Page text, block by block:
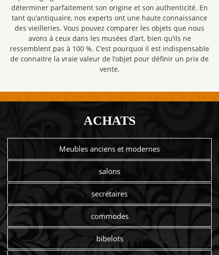
déterminer parfaitement son origine et son authenticité. En
tant qu’antiquaire, nos experts ont une haute connaissance
des vieilleries. Vous pouvez comparer les objets que nous
avons à ceux dans les musées d’art, bien qu’ils ne
ressemblent pas à 100 %. C’est pourquoi il est indispensable
de connaitre la vraie valeur de l’objet pour définir un prix de
vente.
ACHATS
Meubles anciens et modernes
salons
secrétaires
commodes
bibelots